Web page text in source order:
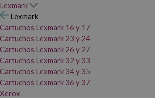
Lexmark
Lexmark
Cartuchos Lexmark 16 y 17
Cartuchos Lexmark 23 y 24
Cartuchos Lexmark 26 y 27
Cartuchos Lexmark 32 y 33
Cartuchos Lexmark 34 y 35
Cartuchos Lexmark 36 y 37
Xerox